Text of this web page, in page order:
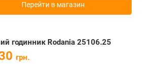
Перейти в магазин
годинник Rodania 25106.25
грн.